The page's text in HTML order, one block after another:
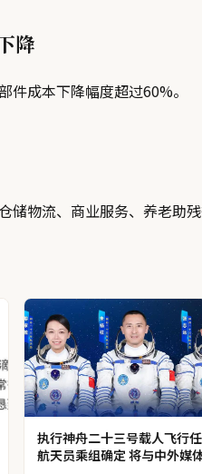
降
件成本下降幅度超过60%。
储物流、商业服务、养老助
执行神舟二十三号载人飞行
航天员乘组确定 将与中外媒